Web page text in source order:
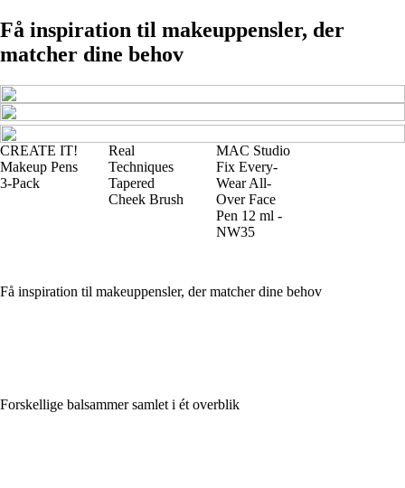
Få inspiration til makeuppensler, der
matcher dine behov
CREATE IT!
Makeup Pens
3-Pack
Real
Techniques
Tapered
Cheek Brush
MAC Studio
Fix Every-
Wear All-
Over Face
Pen 12 ml -
NW35
Få inspiration til makeuppensler, der matcher dine behov
Forskellige balsammer samlet i ét overblik